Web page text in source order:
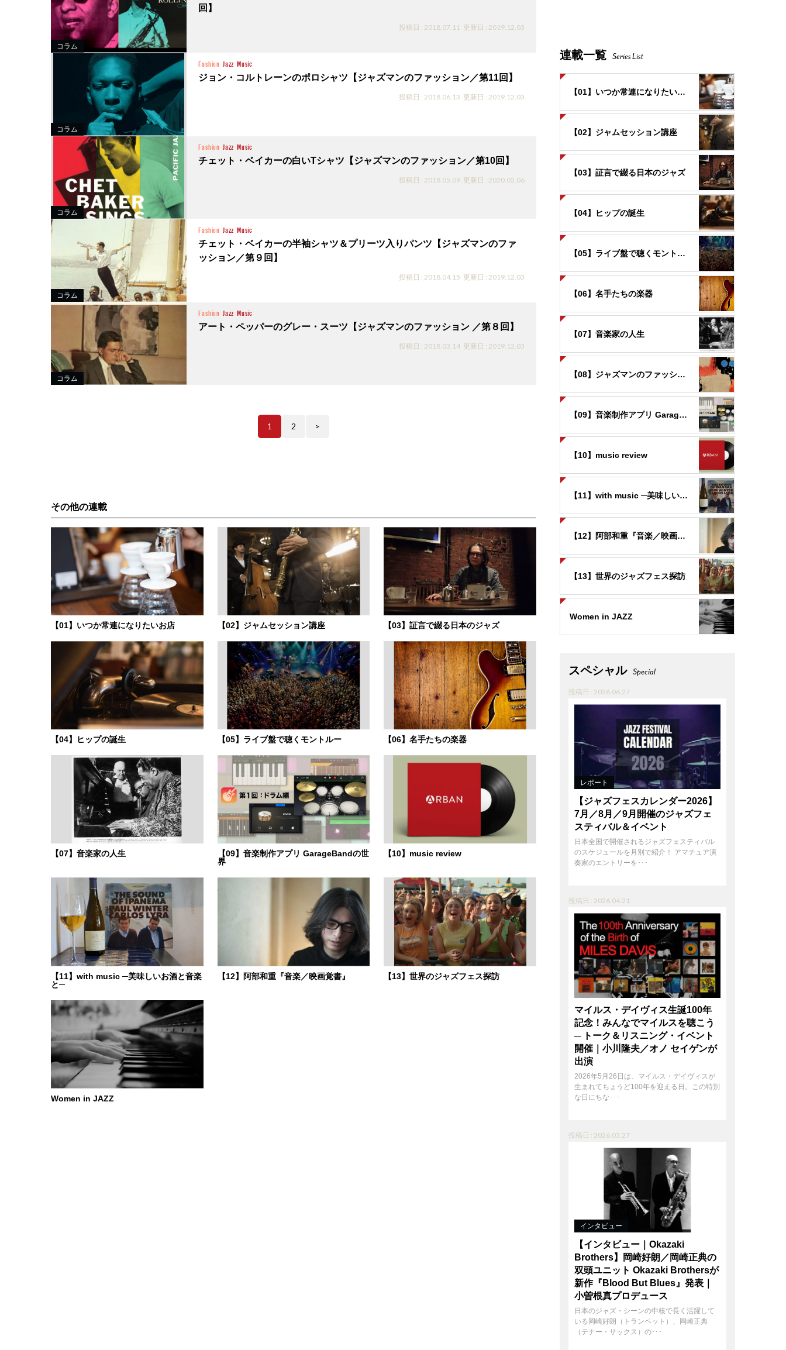
コラム
回】
投稿日 : 2018.07.11 更新日 : 2019.12.03
コラム
Fashion Jazz Music
ジョン・コルトレーンのポロシャツ【ジャズマンのファッション／第11回】
投稿日 : 2018.06.13 更新日 : 2019.12.03
コラム
Fashion Jazz Music
チェット・ベイカーの白いTシャツ【ジャズマンのファッション／第10回】
投稿日 : 2018.05.09 更新日 : 2020.02.06
コラム
Fashion Jazz Music
チェット・ベイカーの半袖シャツ＆プリーツ入りパンツ【ジャズマンのファ
ッション／第９回】
投稿日 : 2018.04.15 更新日 : 2019.12.03
コラム
Fashion Jazz Music
アート・ペッパーのグレー・スーツ【ジャズマンのファッション ／第８回】
投稿日 : 2018.03.14 更新日 : 2019.12.03
1 2 >
その他の連載
【01】いつか常連になりたいお店 【02】ジャムセッション講座 【03】証言で綴る日本のジャズ
【04】ヒップの誕生 【05】ライブ盤で聴くモントルー 【06】名手たちの楽器
【07】音楽家の人生
【09】音楽制作アプリ GarageBandの世
界
【10】music review
【11】with music ─美味しいお酒と音楽
と─
【12】阿部和重『音楽／映画覚書』 【13】世界のジャズフェス探訪
Women in JAZZ
連載一覧 Series List
【01】いつか常連になりたいお店
【02】ジャムセッション講座
【03】証言で綴る日本のジャズ
【04】ヒップの誕生
【05】ライブ盤で聴くモントルー
【06】名手たちの楽器
【07】音楽家の人生
【08】ジャズマンのファッション
【09】音楽制作アプリ GarageBandの世界
【10】music review
【11】with music ─美味しいお酒と音楽と─
【12】阿部和重『音楽／映画覚書』
【13】世界のジャズフェス探訪
Women in JAZZ
スペシャル Special
投稿日 : 2026.06.27
レポート
【ジャズフェスカレンダー2026】
7月／8月／9月開催のジャズフェ
スティバル＆イベント
日本全国で開催されるジャズフェスティバル
のスケジュールを月別で紹介！ アマチュア演
奏家のエントリーを･･･
投稿日 : 2026.04.21
マイルス・デイヴィス生誕100年
記念！みんなでマイルスを聴こう
─ トーク＆リスニング・イベント
開催｜小川隆夫／オノ セイゲンが
出演
2026年5月26日は、マイルス・デイヴィスが
生まれてちょうど100年を迎える日。この特別
な日にちな･･･
投稿日 : 2026.03.27
インタビュー
【インタビュー｜Okazaki
Brothers】岡崎好朗／岡崎正典の
双頭ユニット Okazaki Brothersが
新作『Blood But Blues』発表｜
小曽根真プロデュース
日本のジャズ・シーンの中核で長く活躍して
いる岡崎好朗（トランペット）、岡崎正典
（テナー・サックス）の･･･